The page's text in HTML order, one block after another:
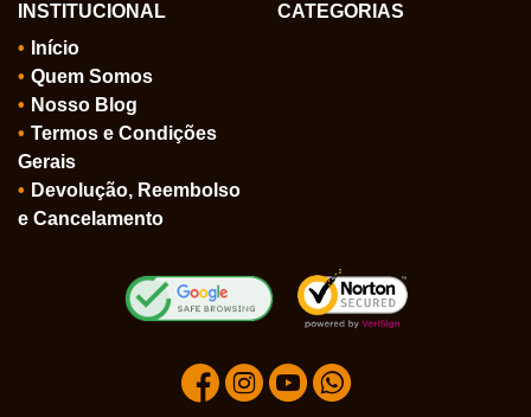
INSTITUCIONAL
Início
Quem Somos
Nosso Blog
Termos e Condições
Gerais
Devolução, Reembolso
e Cancelamento
CATEGORIAS